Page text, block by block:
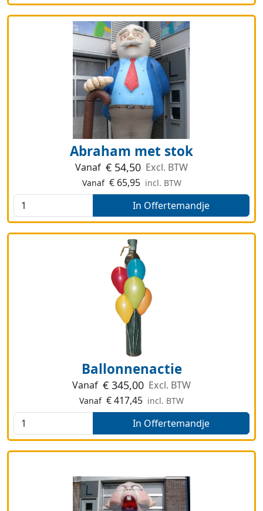
Abraham met stok
Vanaf € 54,50 Excl. BTW
Vanaf € 65,95 incl. BTW
In Offertemandje
Ballonnenactie
Vanaf € 345,00 Excl. BTW
Vanaf €417,45 incl. BTW
In Offertemandje